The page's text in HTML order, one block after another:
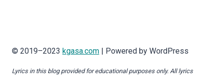
© 2019–2023 kgasa.com | Powered by WordPress
Lyrics in this blog provided for educational purposes only. All lyrics